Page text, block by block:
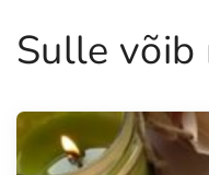
Sulle võib